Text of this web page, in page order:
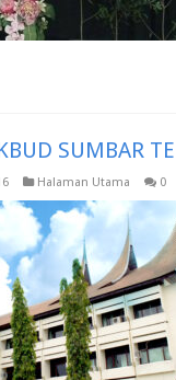
SUMBAR
Halaman Utama 0